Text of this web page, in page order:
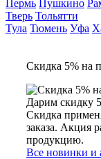
Пермь Пушкино
Тверь Тольятти
Тула Тюмень Уфа
Скидка 5% на
Дарим скидку
Скидка
заказа. Акция
продукцию.
Все новинки и